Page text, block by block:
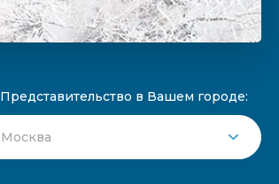
Представительство в Вашем городе: